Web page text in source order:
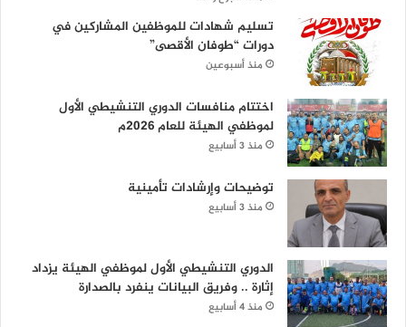
تسليم شهادات للموظفين المشاركين في
دورات “طوفان الأقصى”
منذ أسبوعين
اختتام منافسات الدوري التنشيطي الأول
لموظفي الهيئة للعام 2026م
منذ 3 أسابيع
توضيحات وإرشادات تأمينية
منذ 3 أسابيع
الدوري التنشيطي الأول لموظفي الهيئة يزداد
إثارة .. وفريق البيانات ينفرد بالصدارة
منذ 4 أسابيع